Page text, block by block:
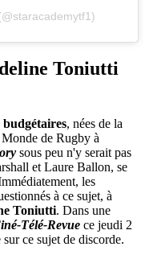
Toniutti
, nées de la
de Rugby à
sous peu n'y serait pas
et Laure Ballon, se
les
à ce sujet, à
Toniutti. Dans une
Télé-Revue ce jeudi 2
ce sujet de discorde.